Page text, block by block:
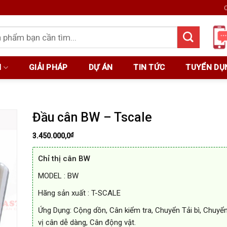
GIẢI PHÁP DỰ ÁN TIN TỨC TUYỂN
Đầu cân BW – Tscale
3.450.000,0₫
Chỉ thị cân BW
MODEL : BW
Hãng sản xuất : T-SCALE
Ứng Dụng: Cộng dồn, Cân kiểm tra, Chuyển Tải bì,
vị cân dễ dàng, Cân động vật.